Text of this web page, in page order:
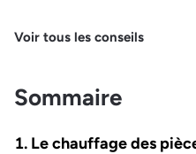
Voir tous les conseils
Sommaire
Le chauffage des